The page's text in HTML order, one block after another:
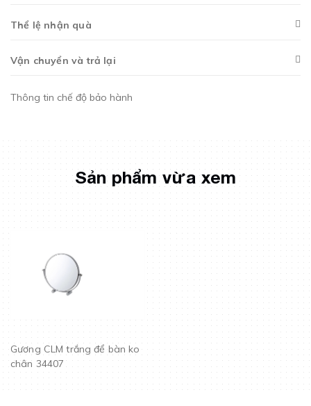
Thể lệ nhận quà
Vận chuyển và trả lại
Thông tin chế độ bảo hành
Sản phẩm vừa xem
Gương CLM trắng để bàn ko
chân 34407